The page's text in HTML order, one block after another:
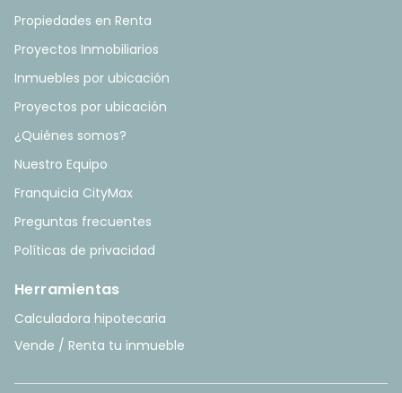
Propiedades en Renta
Proyectos Inmobiliarios
Inmuebles por ubicación
Proyectos por ubicación
¿Quiénes somos?
Nuestro Equipo
Franquicia CityMax
Preguntas frecuentes
Políticas de privacidad
Herramientas
Calculadora hipotecaria
Vende / Renta tu inmueble